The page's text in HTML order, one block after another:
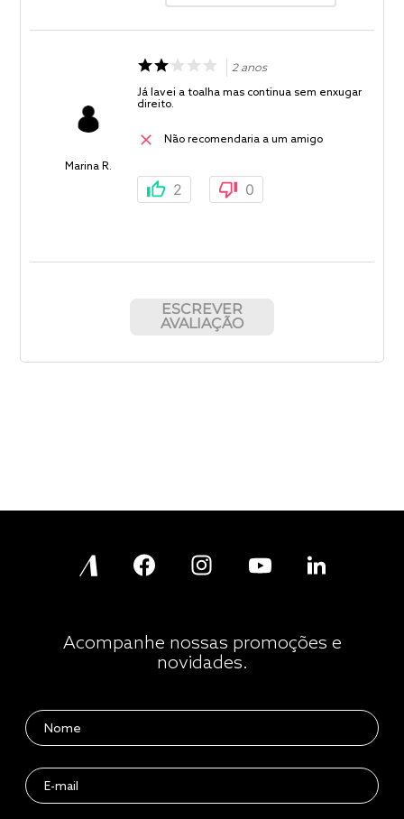
Marina R.
2 anos
Já lavei a toalha mas continua sem enxugar
direito.
Não recomendaria a um amigo
2 0
ESCREVER
AVALIAÇÃO
Acompanhe nossas promoções e
novidades.